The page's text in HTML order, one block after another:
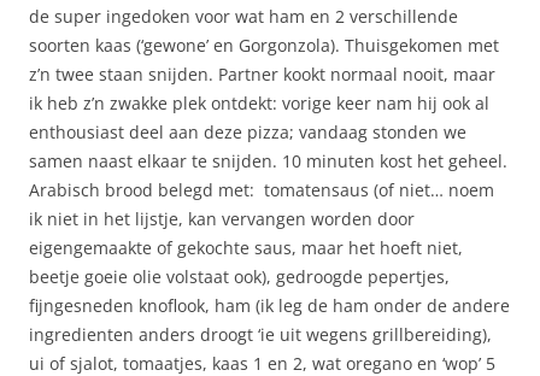
de super ingedoken voor wat ham en 2 verschillende
soorten kaas (‘gewone’ en Gorgonzola). Thuisgekomen met
z’n twee staan snijden. Partner kookt normaal nooit, maar
ik heb z’n zwakke plek ontdekt: vorige keer nam hij ook al
enthousiast deel aan deze pizza; vandaag stonden we
samen naast elkaar te snijden. 10 minuten kost het geheel.
Arabisch brood belegd met: tomatensaus (of niet… noem
ik niet in het lijstje, kan vervangen worden door
eigengemaakte of gekochte saus, maar het hoeft niet,
beetje goeie olie volstaat ook), gedroogde pepertjes,
fijngesneden knoflook, ham (ik leg de ham onder de andere
ingredienten anders droogt ‘ie uit wegens grillbereiding),
ui of sjalot, tomaatjes, kaas 1 en 2, wat oregano en ‘wop’ 5